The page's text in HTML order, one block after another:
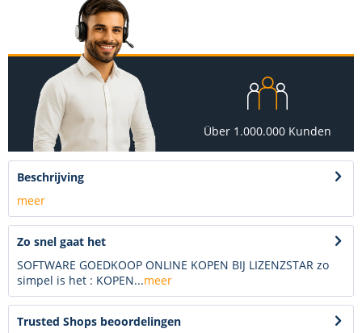
Über 1.000.000 Kunden
Beschrijving
meer
Zo snel gaat het
SOFTWARE GOEDKOOP ONLINE KOPEN BIJ LIZENZSTAR zo
simpel is het : KOPEN...meer
Trusted Shops beoordelingen